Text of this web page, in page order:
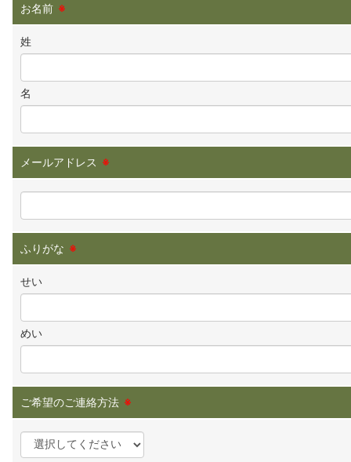
お名前 ※
姓
名
メールアドレス ※
ふりがな ※
せい
めい
ご希望のご連絡方法 ※